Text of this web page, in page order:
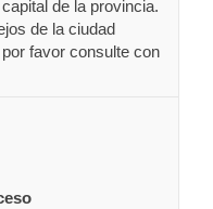
de la provincia.
de la ciudad
favor consulte con